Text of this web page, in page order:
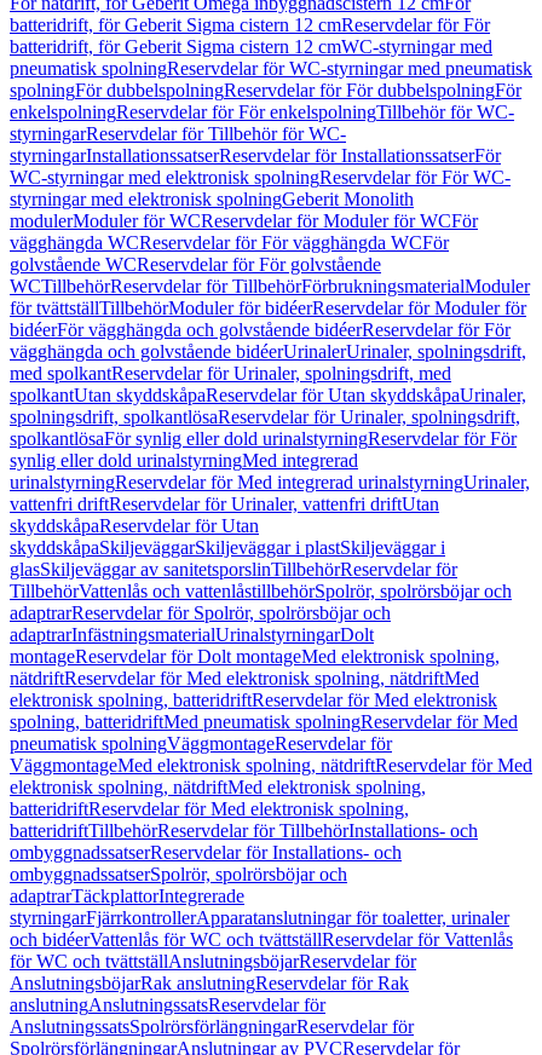
batteridrift, för Geberit Sigma cistern 12 cmReservdelar för För
batteridrift, för Geberit Sigma cistern 12 cmWC-styrningar med
pneumatisk spolningReservdelar för WC-styrningar med pneumatisk
spolningFör dubbelspolningReservdelar för För dubbelspolningFör
enkelspolningReservdelar för För enkelspolningTillbehör för WC-
styrningarReservdelar för Tillbehör för WC-
styrningarInstallationssatserReservdelar för InstallationssatserFör
WC-styrningar med elektronisk spolningReservdelar för För WC-
styrningar med elektronisk spolningGeberit Monolith
modulerModuler för WCReservdelar för Moduler för WCFör
vägghängda WCReservdelar för För vägghängda WCFör
golvstående WCReservdelar för För golvstående
WCTillbehörReservdelar för TillbehörFörbrukningsmaterialModuler
för tvättställTillbehörModuler för bidéerReservdelar för Moduler för
bidéerFör vägghängda och golvstående bidéerReservdelar för För
vägghängda och golvstående bidéerUrinalerUrinaler, spolningsdrift,
med spolkantReservdelar för Urinaler, spolningsdrift, med
spolkantUtan skyddskåpaReservdelar för Utan skyddskåpaUrinaler,
spolningsdrift, spolkantlösaReservdelar för Urinaler, spolningsdrift,
spolkantlösaFör synlig eller dold urinalstyrningReservdelar för För
synlig eller dold urinalstyrningMed integrerad
urinalstyrningReservdelar för Med integrerad urinalstyrningUrinaler,
vattenfri driftReservdelar för Urinaler, vattenfri driftUtan
skyddskåpaReservdelar för Utan
skyddskåpaSkiljeväggarSkiljeväggar i plastSkiljeväggar i
glasSkiljeväggar av sanitetsporslinTillbehörReservdelar för
TillbehörVattenlås och vattenlåstillbehörSpolrör, spolrörsböjar och
adaptrarReservdelar för Spolrör, spolrörsböjar och
adaptrarInfästningsmaterialUrinalstyrningarDolt
montageReservdelar för Dolt montageMed elektronisk spolning,
nätdriftReservdelar för Med elektronisk spolning, nätdriftMed
elektronisk spolning, batteridriftReservdelar för Med elektronisk
spolning, batteridriftMed pneumatisk spolningReservdelar för Med
pneumatisk spolningVäggmontageReservdelar för
VäggmontageMed elektronisk spolning, nätdriftReservdelar för Med
elektronisk spolning, nätdriftMed elektronisk spolning,
batteridriftReservdelar för Med elektronisk spolning,
batteridriftTillbehörReservdelar för TillbehörInstallations- och
ombyggnadssatserReservdelar för Installations- och
ombyggnadssatserSpolrör, spolrörsböjar och
adaptrarTäckplattorIntegrerade
styrningarFjärrkontrollerApparatanslutningar för toaletter, urinaler
och bidéerVattenlås för WC och tvättställReservdelar för Vattenlås
för WC och tvättställAnslutningsböjarReservdelar för
AnslutningsböjarRak anslutningReservdelar för Rak
anslutningAnslutningssatsReservdelar för
AnslutningssatsSpolrörsförlängningarReservdelar för
SpolrörsförlängningarAnslutningar av PVCReservdelar för